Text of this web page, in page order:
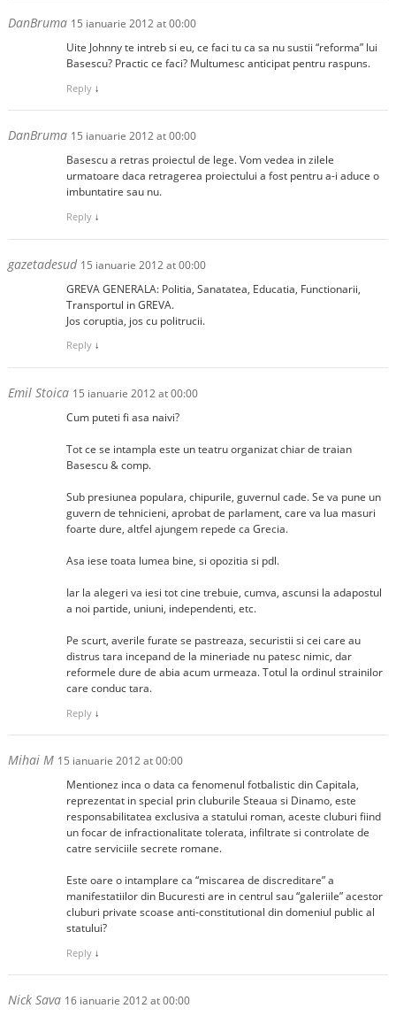
DanBruma 15 ianuarie 2012 at 00:00
Uite Johnny te intreb si eu, ce faci tu ca sa nu sustii “reforma” lui
Basescu? Practic ce faci? Multumesc anticipat pentru raspuns.
Reply ↓
DanBruma 15 ianuarie 2012 at 00:00
Basescu a retras proiectul de lege. Vom vedea in zilele
urmatoare daca retragerea proiectului a fost pentru a-i aduce o
imbuntatire sau nu.
Reply ↓
gazetadesud 15 ianuarie 2012 at 00:00
GREVA GENERALA: Politia, Sanatatea, Educatia, Functionarii,
Transportul in GREVA.
Jos coruptia, jos cu politrucii.
Reply ↓
Emil Stoica 15 ianuarie 2012 at 00:00
Cum puteti fi asa naivi?
Tot ce se intampla este un teatru organizat chiar de traian
Basescu & comp.
Sub presiunea populara, chipurile, guvernul cade. Se va pune un
guvern de tehnicieni, aprobat de parlament, care va lua masuri
foarte dure, altfel ajungem repede ca Grecia.
Asa iese toata lumea bine, si opozitia si pdl.
Iar la alegeri va iesi tot cine trebuie, cumva, ascunsi la adapostul
a noi partide, uniuni, independenti, etc.
Pe scurt, averile furate se pastreaza, securistii si cei care au
distrus tara incepand de la mineriade nu patesc nimic, dar
reformele dure de abia acum urmeaza. Totul la ordinul strainilor
care conduc tara.
Reply ↓
Mihai M 15 ianuarie 2012 at 00:00
Mentionez inca o data ca fenomenul fotbalistic din Capitala,
reprezentat in special prin cluburile Steaua si Dinamo, este
responsabilitatea exclusiva a statului roman, aceste cluburi fiind
un focar de infractionalitate tolerata, infiltrate si controlate de
catre serviciile secrete romane.
Este oare o intamplare ca “miscarea de discreditare” a
manifestatiilor din Bucuresti are in centrul sau “galeriile” acestor
cluburi private scoase anti-constitutional din domeniul public al
statului?
Reply ↓
Nick Sava 16 ianuarie 2012 at 00:00